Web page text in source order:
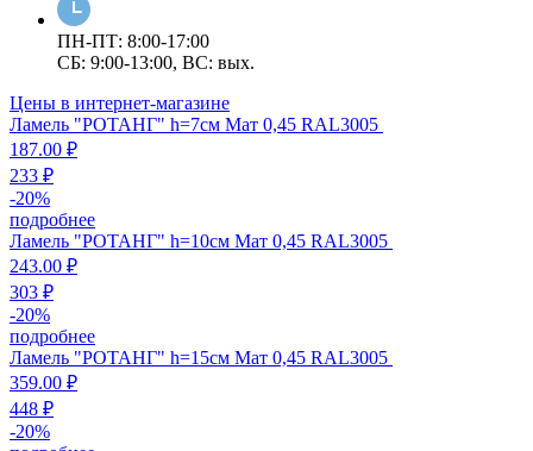
ПН-ПТ: 8:00-17:00
СБ: 9:00-13:00, ВС: вых.
Цены в интернет-магазине
Ламель "РОТАНГ" h=7см Мат 0,45 RAL3005
187.00 ₽
233 ₽
-20%
подробнее
Ламель "РОТАНГ" h=10см Мат 0,45 RAL3005
243.00 ₽
303 ₽
-20%
подробнее
Ламель "РОТАНГ" h=15см Мат 0,45 RAL3005
359.00 ₽
448 ₽
-20%